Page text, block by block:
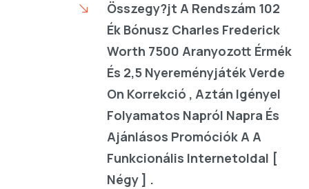
Összegy?jt A Rendszám 102
Ék Bónusz Charles Frederick
Worth 7500 Aranyozott Érmék
És 2,5 Nyereményjáték Verde
On Korrekció , Aztán Igényel
Folyamatos Napról Napra És
Ajánlásos Promóciók A A
Funkcionális Internetoldal [
Négy ] .